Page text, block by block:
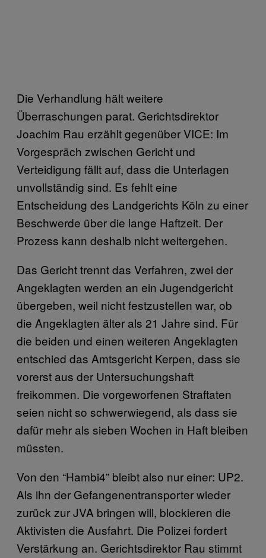
Die Verhandlung hält weitere
Überraschungen parat. Gerichtsdirektor
Joachim Rau erzählt gegenüber VICE: Im
Vorgespräch zwischen Gericht und
Verteidigung fällt auf, dass die Unterlagen
unvollständig sind. Es fehlt eine
Entscheidung des Landgerichts Köln zu einer
Beschwerde über die lange Haftzeit. Der
Prozess kann deshalb nicht weitergehen.
Das Gericht trennt das Verfahren, zwei der
Angeklagten werden an ein Jugendgericht
übergeben, weil nicht festzustellen war, ob
die Angeklagten älter als 21 Jahre sind. Für
die beiden und einen weiteren Angeklagten
entschied das Amtsgericht Kerpen, dass sie
vorerst aus der Untersuchungshaft
freikommen. Die vorgeworfenen Straftaten
seien nicht so schwerwiegend, als dass sie
dafür mehr als sieben Wochen in Haft bleiben
müssten.
Von den “Hambi4” bleibt also nur einer: UP2.
Als ihn der Gefangenentransporter wieder
zurück zur JVA bringen will, blockieren die
Aktivisten die Ausfahrt. Die Polizei fordert
Verstärkung an. Gerichtsdirektor Rau stimmt